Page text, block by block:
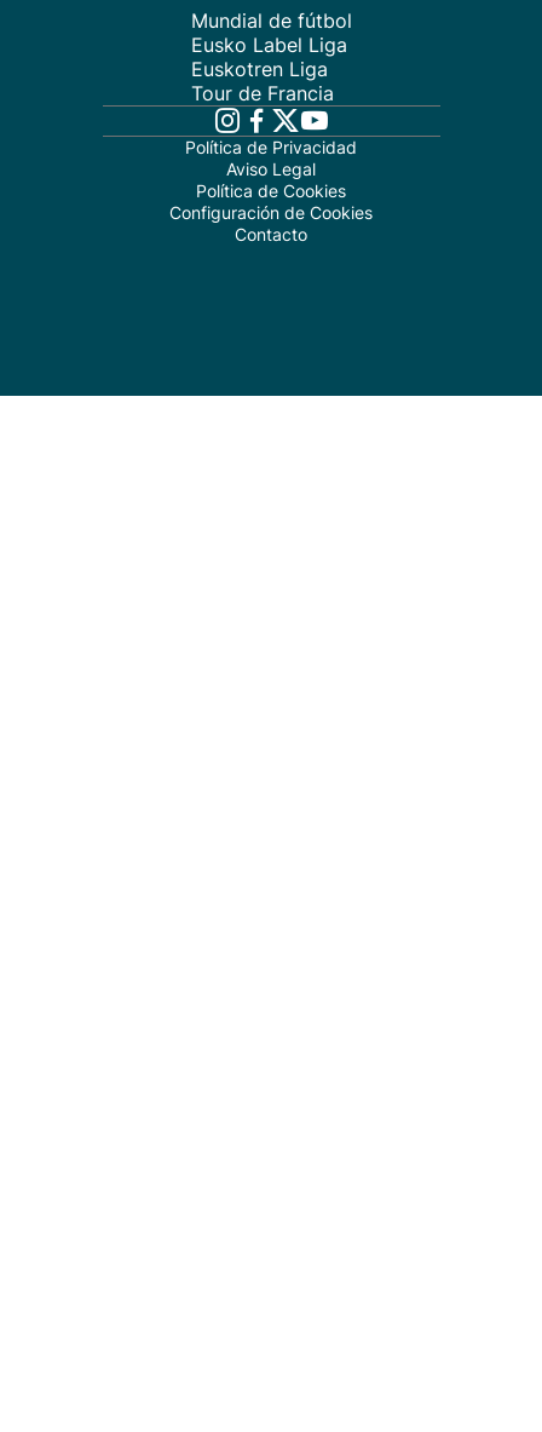
Mundial de fútbol
Eusko Label Liga
Euskotren Liga
Tour de Francia
Política de Privacidad
Aviso Legal
Política de Cookies
Configuración de Cookies
Contacto